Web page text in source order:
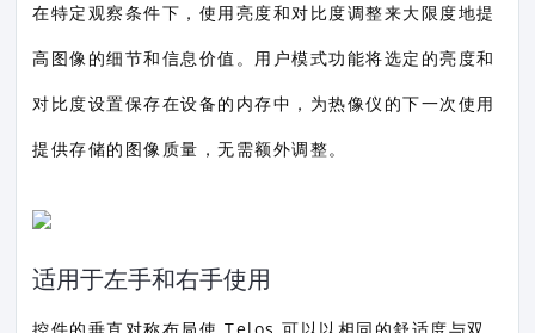
在特定观察条件下，使用亮度和对比度调整来大限度地提
高图像的细节和信息价值。用户模式功能将选定的亮度和
对比度设置保存在设备的内存中，为热像仪的下一次使用
提供存储的图像质量，无需额外调整。
适用于左手和右手使用